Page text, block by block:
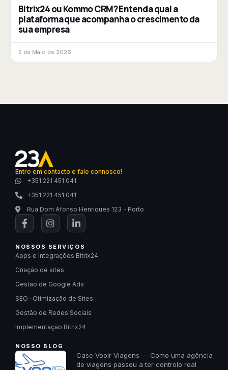
Bitrix24 ou Kommo CRM? Entenda qual a
plataforma que acompanha o crescimento da
sua empresa
5 de Maio de 2026
Entre em contacto e fale connosco!
+351 221 451 041
+351 221 451 041
Rua Dom Afonso Henriques 123 - Porto
NOSSOS SERVIÇOS
Apps e Integrações Bitrix24
Criação de sites
Gestão de Google Ads
SEO · Otimização de Sites
Gestão de Redes Sociais
Implementação Bitrix24
NOSSO BLOG
Case Vooir Viagens — Como uma agência
de viagens passou a ter controlo real